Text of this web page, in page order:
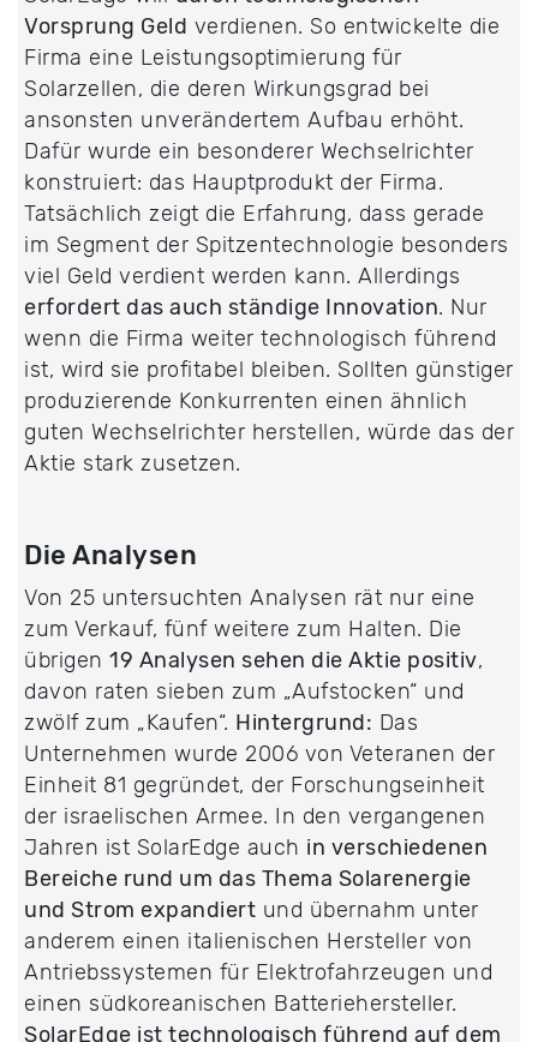
Vorsprung Geld verdienen. So entwickelte die
Firma eine Leistungsoptimierung für
Solarzellen, die deren Wirkungsgrad bei
ansonsten unverändertem Aufbau erhöht.
Dafür wurde ein besonderer Wechselrichter
konstruiert: das Hauptprodukt der Firma.
Tatsächlich zeigt die Erfahrung, dass gerade
im Segment der Spitzentechnologie besonders
viel Geld verdient werden kann. Allerdings
erfordert das auch ständige Innovation. Nur
wenn die Firma weiter technologisch führend
ist, wird sie profitabel bleiben. Sollten günstiger
produzierende Konkurrenten einen ähnlich
guten Wechselrichter herstellen, würde das der
Aktie stark zusetzen.
Die Analysen
Von 25 untersuchten Analysen rät nur eine
zum Verkauf, fünf weitere zum Halten. Die
übrigen 19 Analysen sehen die Aktie positiv,
davon raten sieben zum „Aufstocken“ und
zwölf zum „Kaufen“. Hintergrund: Das
Unternehmen wurde 2006 von Veteranen der
Einheit 81 gegründet, der Forschungseinheit
der israelischen Armee. In den vergangenen
Jahren ist SolarEdge auch in verschiedenen
Bereiche rund um das Thema Solarenergie
und Strom expandiert und übernahm unter
anderem einen italienischen Hersteller von
Antriebssystemen für Elektrofahrzeugen und
einen südkoreanischen Batteriehersteller.
SolarEdge ist technologisch führend auf dem